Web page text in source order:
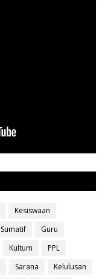
Kesiswaan
Sumatif
Guru
Kultum
PPL
Sarana
Kelulusan